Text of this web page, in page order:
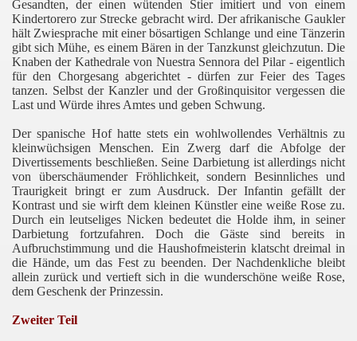
Gesandten, der einen wütenden Stier imitiert und von einem
Kindertorero zur Strecke gebracht wird. Der afrikanische Gaukler
hält Zwiesprache mit einer bösartigen Schlange und eine Tänzerin
gibt sich Mühe, es einem Bären in der Tanzkunst gleichzutun. Die
Knaben der Kathedrale von Nuestra Sennora del Pilar - eigentlich
für den Chorgesang abgerichtet - dürfen zur Feier des Tages
tanzen. Selbst der Kanzler und der Großinquisitor vergessen die
Last und Würde ihres Amtes und geben Schwung.
Der spanische Hof hatte stets ein wohlwollendes Verhältnis zu
kleinwüchsigen Menschen. Ein Zwerg darf die Abfolge der
Divertissements beschließen. Seine Darbietung ist allerdings nicht
von überschäumender Fröhlichkeit, sondern Besinnliches und
Traurigkeit bringt er zum Ausdruck. Der Infantin gefällt der
Kontrast und sie wirft dem kleinen Künstler eine weiße Rose zu.
Durch ein leutseliges Nicken bedeutet die Holde ihm, in seiner
Darbietung fortzufahren. Doch die Gäste sind bereits in
Aufbruchstimmung und die Haushofmeisterin klatscht dreimal in
die Hände, um das Fest zu beenden. Der Nachdenkliche bleibt
allein zurück und vertieft sich in die wunderschöne weiße Rose,
dem Geschenk der Prinzessin.
Zweiter Teil